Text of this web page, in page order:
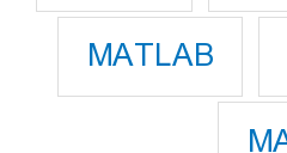
MATLAB